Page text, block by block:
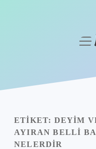
Yasal Uyarı
Hakkımızda
ETIKET: DEYIM
AYIRAN BELLI
NELERDIR